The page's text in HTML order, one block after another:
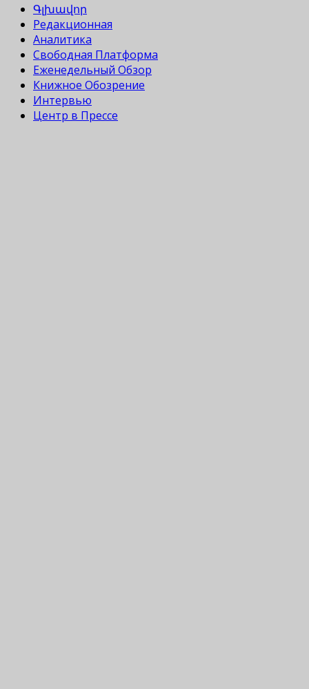
Գլխավոր
Редакционная
Аналитика
Свободная Платформа
Еженедельный Обзор
Книжное Обозрение
Интервью
Центр в Прессе